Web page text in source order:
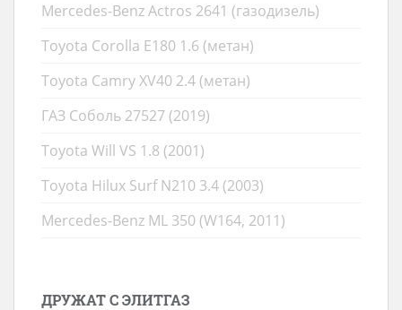
Mercedes-Benz Actros 2641 (газодизель)
Toyota Corolla E180 1.6 (метан)
Toyota Camry XV40 2.4 (метан)
ГАЗ Соболь 27527 (2019)
Toyota Will VS 1.8 (2001)
Toyota Hilux Surf N210 3.4 (2003)
Mercedes-Benz ML 350 (W164, 2011)
ДРУЖАТ С ЭЛИТГАЗ